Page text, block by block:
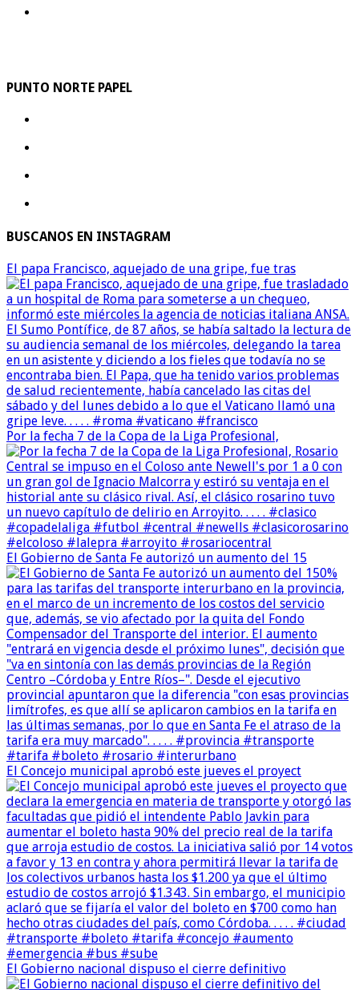
PUNTO NORTE PAPEL
BUSCANOS EN INSTAGRAM
El papa Francisco, aquejado de una gripe, fue tras
Por la fecha 7 de la Copa de la Liga Profesional,
El Gobierno de Santa Fe autorizó un aumento del 15
El Concejo municipal aprobó este jueves el proyect
El Gobierno nacional dispuso el cierre definitivo